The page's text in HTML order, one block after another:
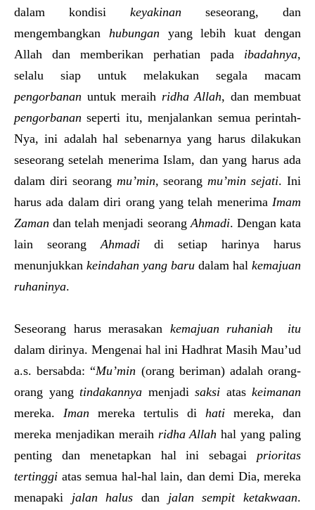
dalam kondisi keyakinan seseorang, dan
mengembangkan hubungan yang lebih kuat dengan
Allah dan memberikan perhatian pada ibadahnya,
selalu siap untuk melakukan segala macam
pengorbanan untuk meraih ridha Allah, dan membuat
pengorbanan seperti itu, menjalankan semua perintah-
Nya, ini adalah hal sebenarnya yang harus dilakukan
seseorang setelah menerima Islam, dan yang harus ada
dalam diri seorang mu’min, seorang mu’min sejati. Ini
harus ada dalam diri orang yang telah menerima Imam
Zaman dan telah menjadi seorang Ahmadi. Dengan kata
lain seorang Ahmadi di setiap harinya harus
menunjukkan keindahan yang baru dalam hal kemajuan
ruhaninya.
Seseorang harus merasakan kemajuan ruhaniah itu
dalam dirinya. Mengenai hal ini Hadhrat Masih Mau’ud
a.s. bersabda: “Mu’min (orang beriman) adalah orang-
orang yang tindakannya menjadi saksi atas keimanan
mereka. Iman mereka tertulis di hati mereka, dan
mereka menjadikan meraih ridha Allah hal yang paling
penting dan menetapkan hal ini sebagai prioritas
tertinggi atas semua hal-hal lain, dan demi Dia, mereka
menapaki jalan halus dan jalansempit ketakwaan.